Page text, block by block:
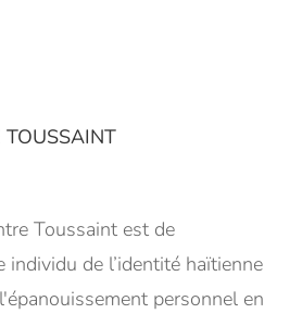
TOUSSAINT
Toussaint est de
individu de l’identité haïtienne
personnel en